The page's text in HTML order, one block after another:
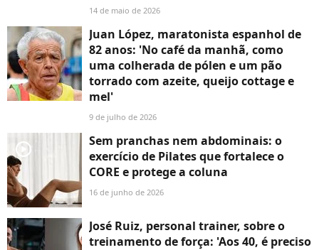
14 de maio de 2026
Juan López, maratonista espanhol de
82 anos: 'No café da manhã, como
uma colherada de pólen e um pão
torrado com azeite, queijo cottage e
mel'
9 de julho de 2026
player2
Sem pranchas nem abdominais: o
exercício de Pilates que fortalece o
CORE e protege a coluna
16 de junho de 2026
José Ruiz, personal trainer, sobre o
treinamento de força: 'Aos 40, é preciso